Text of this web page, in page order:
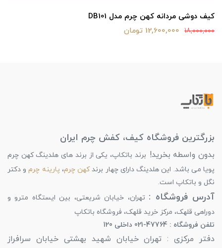
کیف دوشی مردانه کهن چرم مدل DB101
18,000,000 12,600,000 تومان
بزرگترین فروشگاه کیف، کفش چرم ایران
بدون واسطه بخرید! برند باتکاپ، یکی از برند های هلدینگ کهن چرم
پویا می باشد. این هلدینگ دارای چهار برندکهن چرم، پارینه چرمو دکتر
نگل و باتکاپ است.
آدرس فروشگاه : تهران، خیابان شریعتی، بین ایستگاه مترو و
دوراهی قلهک، مرکز خرید قلهک، فروشگاه باتکاپ
تلفن فروشگاه : 47764-021 داخلی 120
دفتر مرکزی : تهران خیابان شهید بهشتی خیابان سرافراز